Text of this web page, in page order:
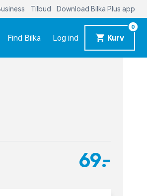
Tilbud Download Bilka Plus app
Find Bilka Log ind Kurv
0
69,-